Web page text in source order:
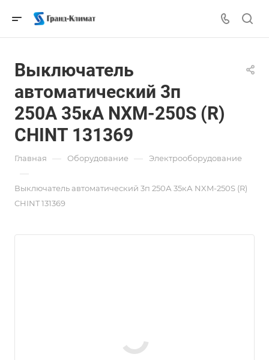
Выключатель
автоматический 3п
250А 35кА NXM-250S (R)
CHINT 131369
Главная — Оборудование — Электрооборудование
—
Выключатель автоматический 3п 250А 35кА NXM-250S (R)
CHINT 131369